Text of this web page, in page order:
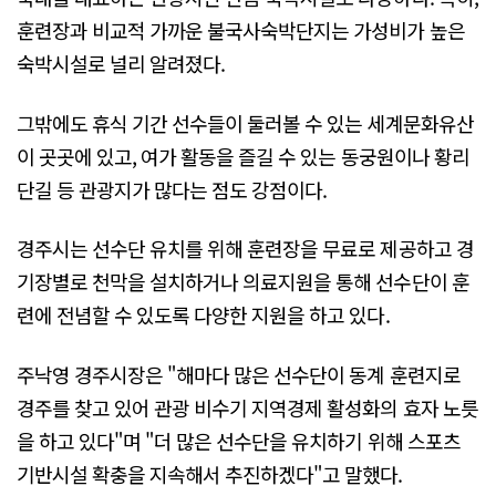
훈련장과 비교적 가까운 불국사숙박단지는 가성비가 높은
숙박시설로 널리 알려졌다.
그밖에도 휴식 기간 선수들이 둘러볼 수 있는 세계문화유산
이 곳곳에 있고, 여가 활동을 즐길 수 있는 동궁원이나 황리
단길 등 관광지가 많다는 점도 강점이다.
경주시는 선수단 유치를 위해 훈련장을 무료로 제공하고 경
기장별로 천막을 설치하거나 의료지원을 통해 선수단이 훈
련에 전념할 수 있도록 다양한 지원을 하고 있다.
주낙영 경주시장은 "해마다 많은 선수단이 동계 훈련지로
경주를 찾고 있어 관광 비수기 지역경제 활성화의 효자 노릇
을 하고 있다"며 "더 많은 선수단을 유치하기 위해 스포츠
기반시설 확충을 지속해서 추진하겠다"고 말했다.